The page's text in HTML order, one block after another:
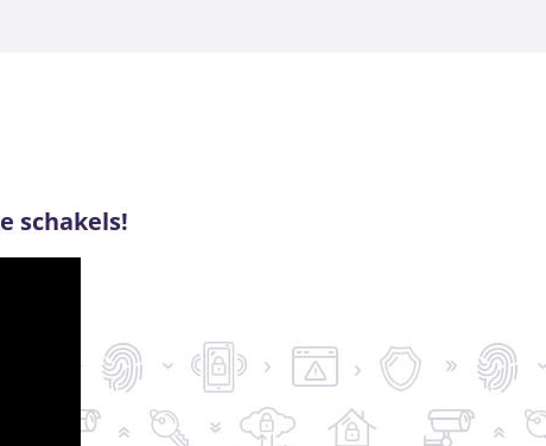
schakels!